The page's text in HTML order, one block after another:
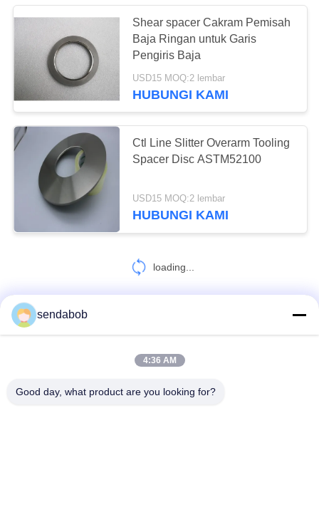
Shear spacer Cakram Pemisah
Baja Ringan untuk Garis
Pengiris Baja
USD15 MOQ:2 lembar
HUBUNGI KAMI
Ctl Line Slitter Overarm Tooling
Spacer Disc ASTM52100
USD15 MOQ:2 lembar
HUBUNGI KAMI
loading...
sendabob
4:36 AM
Good day, what product are you looking for?